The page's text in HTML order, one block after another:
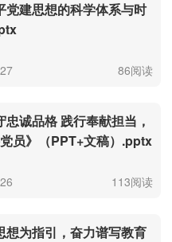
86阅读
员》（PPT+文稿）.pptx
113阅读